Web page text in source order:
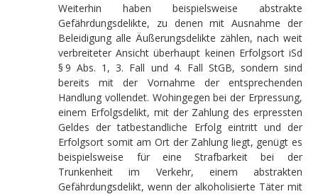
Weiterhin haben beispielsweise abstrakte
Gefährdungsdelikte, zu denen mit Ausnahme der
Beleidigung alle Äußerungsdelikte zählen, nach weit
verbreiteter Ansicht überhaupt keinen Erfolgsort iSd
§ 9 Abs. 1, 3. Fall und 4. Fall StGB, sondern sind
bereits mit der Vornahme der entsprechenden
Handlung vollendet. Wohingegen bei der Erpressung,
einem Erfolgsdelikt, mit der Zahlung des erpressten
Geldes der tatbestandliche Erfolg eintritt und der
Erfolgsort somit am Ort der Zahlung liegt, genügt es
beispielsweise für eine Strafbarkeit bei der
Trunkenheit im Verkehr, einem abstrakten
Gefährdungsdelikt, wenn der alkoholisierte Täter mit